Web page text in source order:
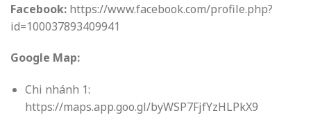
Facebook: https://www.facebook.com/profile.php?
id=100037893409941
Google Map:
Chi nhánh 1:
https://maps.app.goo.gl/byWSP7FjfYzHLPkX9